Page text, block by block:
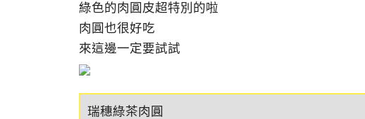
綠色的肉圓皮超特別的啦
肉圓也很好吃
來這邊一定要試試
瑞穗綠茶肉圓